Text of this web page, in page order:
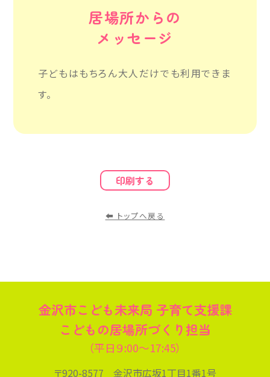
居場所からの
メッセージ
子どもはもちろん大人だけでも利用できま
す。
印刷する
⬅︎ トップへ戻る
金沢市こども未来局 子育て支援課
こどもの居場所づくり担当
（平日９:00～17:45）
〒920-8577 金沢市広坂1丁目1番1号